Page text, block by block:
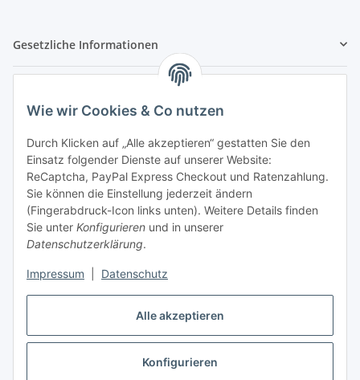
Alle akzeptieren
Konfigurieren
Wie wir Cookies & Co nutzen
Durch Klicken auf „Alle akzeptieren“ gestatten Sie den
Einsatz folgender Dienste auf unserer Website:
ReCaptcha, PayPal Express Checkout und Ratenzahlung.
Sie können die Einstellung jederzeit ändern
(Fingerabdruck-Icon links unten). Weitere Details finden
Sie unter Konfigurieren und in unserer
Datenschutzerklärung.
Impressum Datenschutz
Gesetzliche Informationen
Zahlung & Versand
Vertrag widerrufen